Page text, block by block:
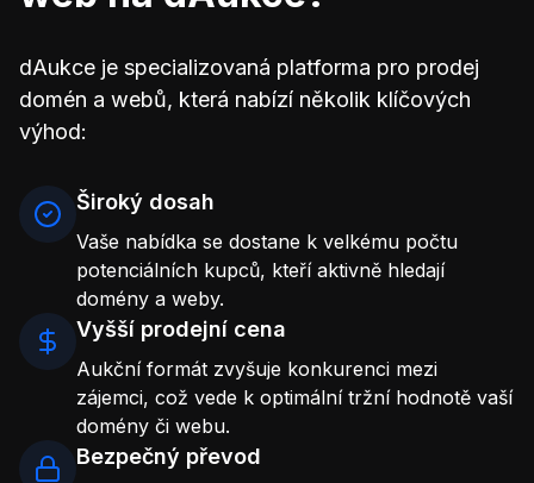
dAukce je specializovaná platforma pro prodej
domén a webů, která nabízí několik klíčových
výhod:
Široký dosah
Vaše nabídka se dostane k velkému počtu
potenciálních kupců, kteří aktivně hledají
domény a weby.
Vyšší prodejní cena
Aukční formát zvyšuje konkurenci mezi
zájemci, což vede k optimální tržní hodnotě vaší
domény či webu.
Bezpečný převod